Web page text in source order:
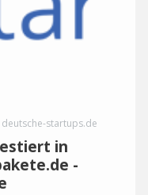
deutsche-startups.de
in
-